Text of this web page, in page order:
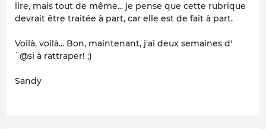
lire, mais tout de même... je pense que cette rubrique
devrait être traitée à part, car elle est de fait à part.
Voilà, voilà... Bon, maintenant, j'ai deux semaines d'
¨@si à rattraper! ;)
Sandy